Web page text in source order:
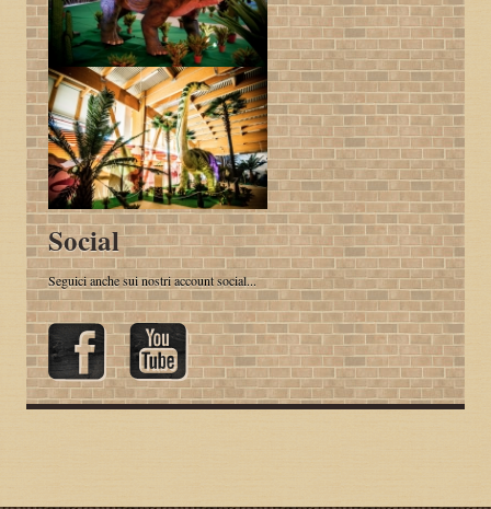
Social
Seguici anche sui nostri account social...